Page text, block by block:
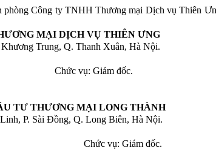
phòng Công ty TNHH Thương mại Dịch vụ Thiên
MẠI DỊCH VỤ THIÊN ƯNG
Trung, Q. Thanh Xuân, Hà Nội.
Chức vụ: Giám đốc.
TƯ THƯƠNG MẠI LONG THÀNH
P. Sài Đồng, Q. Long Biên, Hà Nội.
Thành. Chức vụ: Giám đốc.